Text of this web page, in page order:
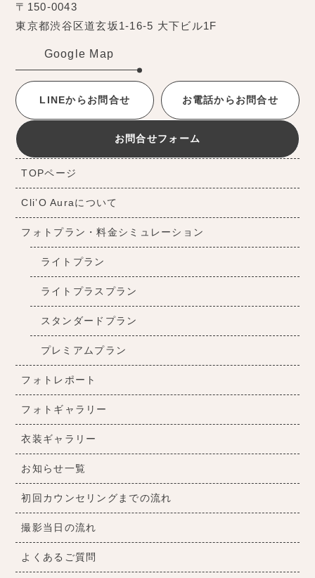
〒150-0043
東京都渋谷区道玄坂1-16-5 大下ビル1F
Google Map
LINEからお問合せ お電話からお問合せ
お問合せフォーム
TOPページ
Cli’O Auraについて
フォトプラン・料金シミュレーション
ライトプラン
ライトプラスプラン
スタンダードプラン
プレミアムプラン
フォトレポート
フォトギャラリー
衣装ギャラリー
お知らせ一覧
初回カウンセリングまでの流れ
撮影当日の流れ
よくあるご質問